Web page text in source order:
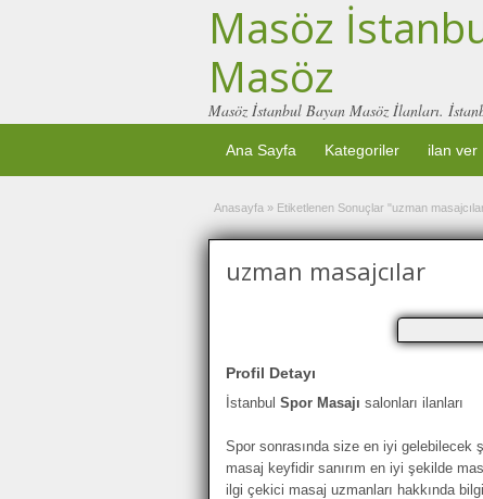
Masöz
Masöz
Masöz İstanbul Bayan Masöz İlanları.
Ana Sayfa Kategoriler ilan ver
Anasayfa » Etiketlenen Sonuçlar "uzman
uzman masajcılar
Profil Detayı
İstanbul Spor Masajı salonları ilanları
Spor sonrasında size en iyi gelebilecek
masaj keyfidir sanırım en iyi şekilde
ilgi çekici masaj uzmanları hakkında